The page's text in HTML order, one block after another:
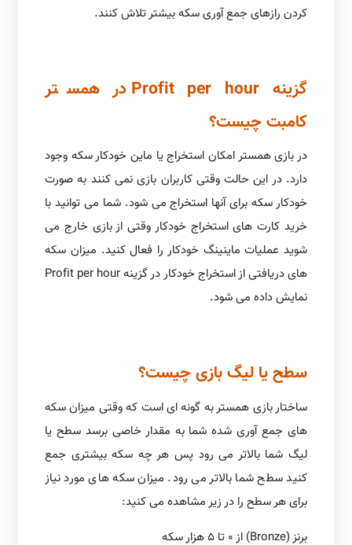
کردن رازهای جمع آوری سکه بیشتر تلاش کنند.
گزینه Profit per hour در همستر
کامبت چیست؟
در بازی همستر امکان استخراج یا ماین خودکار سکه وجود
دارد. در این حالت وقتی کاربران بازی نمی کنند به صورت
خودکار سکه برای آنها استخراج می شود. شما می توانید با
خرید کارت های استخراج خودکار وقتی از بازی خارج می
شوید عملیات ماینینگ خودکار را فعال کنید. میزان سکه
های دریافتی از استخراج خودکار در گزینه Profit per hour
نمایش داده می شود.
سطح یا لیگ بازی چیست؟
ساختار بازی همستر به گونه ای است که وقتی میزان سکه
های جمع آوری شده شما به مقدار خاصی برسد سطح یا
لیگ شما بالاتر می رود پس هر چه سکه بیشتری جمع
کنید سطح شما بالاتر می رود. میزان سکه های مورد نیاز
برای هر سطح را در زیر مشاهده می کنید:
برنز (Bronze) از ۰ تا ۵ هزار سکه